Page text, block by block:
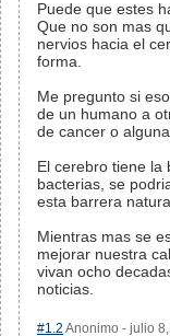
Puede que estes
Que no son mas
nervios hacia el
forma.
Me pregunto si
de un humano a
de cancer o
El cerebro tiene la
bacterias, se
esta barrera
Mientras mas se
mejorar nuestra
vivan ocho
noticias.
#1.2 Anonimo - julio